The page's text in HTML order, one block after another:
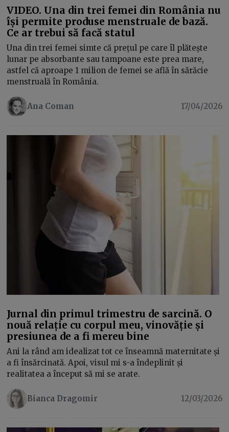
VIDEO. Una din trei femei din România nu
își permite produse menstruale de bază.
Ce ar trebui să facă statul
Una din trei femei simte că prețul pe care îl plătește
lunar pe absorbante sau tampoane este prea mare,
astfel că aproape 1 milion de femei se află în sărăcie
menstruală în România.
Ana Coman 17/04/2026
Jurnal din primul trimestru de sarcină. O
nouă relație cu corpul meu, vinovăție și
presiunea de a fi mereu bine
Ani la rând am idealizat tot ce înseamnă maternitate și
a fi însărcinată. Apoi, visul mi s-a îndeplinit și
realitatea a început să mi se arate.
Bianca Dragomir 12/03/2026